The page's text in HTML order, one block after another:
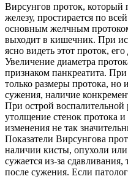
Вирсунгов проток, который
железу, простирается по
основным желчным
выходит в кишечник. При
ясно видеть этот проток,
Увеличение диаметра
признаком панкреатита.
только размеры протока, но
сужения, наличие
При острой
утолщение стенок протока
изменения не так
Показатели Вирсунгова
наличии кисты, опухоли
сужается из-за
после сужения. Если